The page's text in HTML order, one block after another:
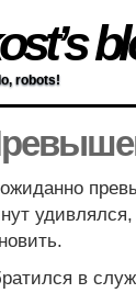
robots!
в